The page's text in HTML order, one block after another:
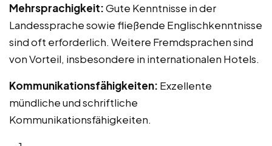
Mehrsprachigkeit:Gute Kenntnisse in der
Landessprache sowie fließende Englischkenntnisse
sind oft erforderlich. Weitere Fremdsprachen sind
von Vorteil, insbesondere in internationalen Hotels.
Kommunikationsfähigkeiten: Exzellente
mündliche und schriftliche
Kommunikationsfähigkeiten.